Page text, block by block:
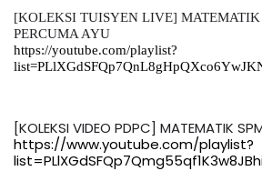
[KOLEKSI TUISYEN LIVE] MATEMATIK
PERCUMA AYU
https://youtube.com/playlist?
https://www.youtube.com/playlist?